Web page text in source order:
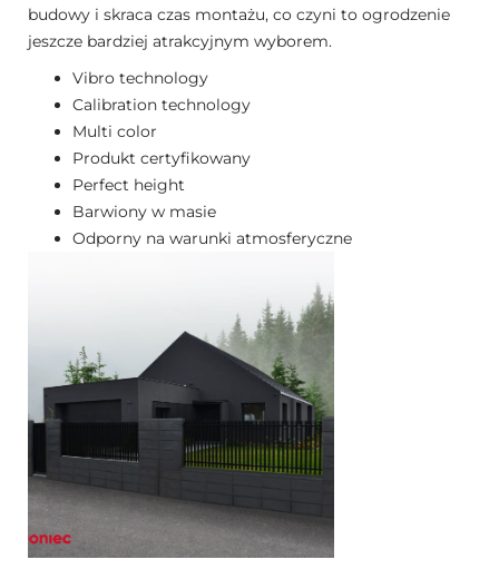
budowy i skraca czas montażu, co czyni to ogrodzenie
jeszcze bardziej atrakcyjnym wyborem.
Vibro technology
Calibration technology
Multi color
Produkt certyfikowany
Perfect height
Barwiony w masie
Odporny na warunki atmosferyczne